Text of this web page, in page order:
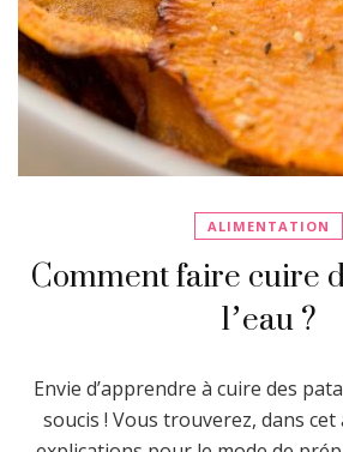
ALIMENTATION
Comment faire cuire
l’eau ?
Envie d’apprendre à cuire des
soucis ! Vous trouverez, dans